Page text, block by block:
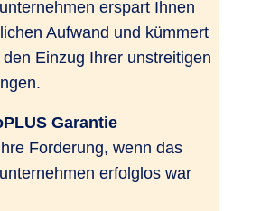
erspart Ihnen
Aufwand und kümmert
Einzug Ihrer unstreitigen
Garantie
Forderung, wenn das
erfolglos war